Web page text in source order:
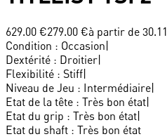
629.00 €279.00 €à partir de 30.11
Condition : Occasion|
Dextérité : Droitier|
Flexibilité : Stiff|
Niveau de Jeu : Intermédiaire|
Etat de la tête : Très bon état|
Etat du grip : Très bon état|
Etat du shaft : Très bon état